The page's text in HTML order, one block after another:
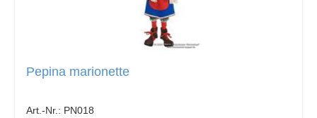
Pepina marionette
Art.-Nr.: PN018